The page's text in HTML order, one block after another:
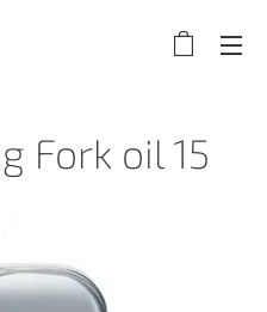
Fork oil 15